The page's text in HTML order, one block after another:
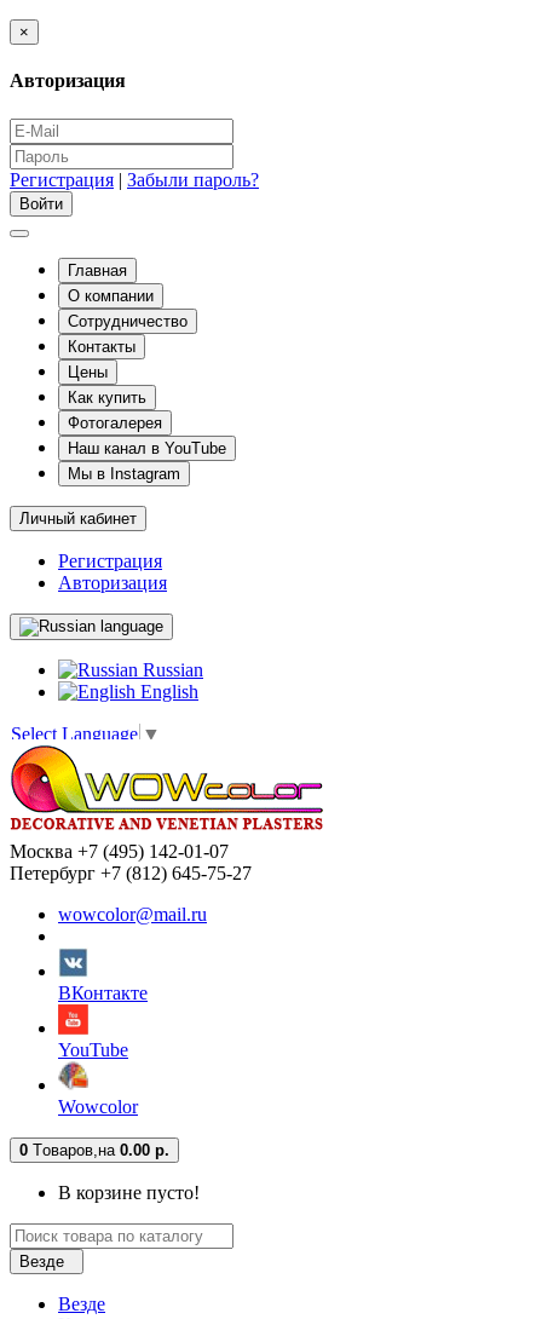
×
Авторизация
Регистрация | Забыли пароль?
Главная
О компании
Сотрудничество
Контакты
Цены
Как купить
Фотогалерея
Наш канал в YouTube
Мы в Instagram
Личный кабинет
Регистрация
Авторизация
language
Russian
English
Select Language ▼
Москва +7 (495) 142-01-07
Петербург +7 (812) 645-75-27
wowcolor@mail.ru
ВКонтакте
YouTube
Wowcolor
0 Tоваров, на 0.00 р.
В корзине пусто!
Везде
Везде